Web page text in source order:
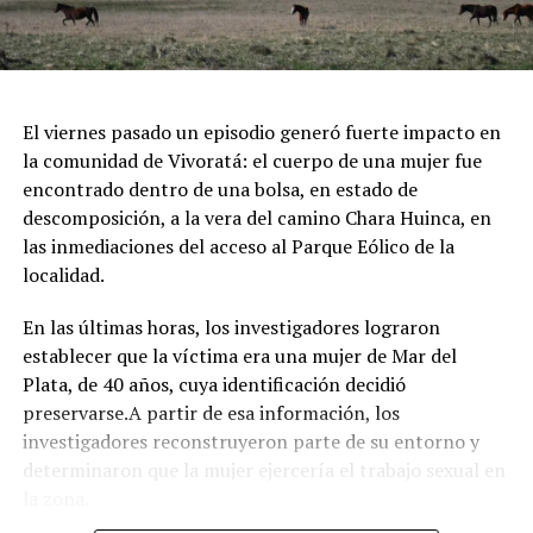
invitados en el escenario principal, junto a una zona
dedicada exclusivamente al entretenimiento infantil con
arboledas y dejarse tentar por una taza de chocolate
caliente mientras se disfruta de buena música es el plan
perfecto para escaparse de la rutina este fin de semana
largo.
INFORMACIÓN GENERAL DEL EVENTO
Evento: 30° Fiesta Nacional del Chocolate Artesanal
(ChocoGesell)
Fecha: Fin de semana largo del 17 de Agosto de 2026
Horario: De 11:00 a 21:00 hs.
Lugar: Pinar del Norte (Alameda 202 y Calle 303, Villa
Gesell)
El viernes pasado un episodio generó fuerte impacto en
la comunidad de Vivoratá: el cuerpo de una mujer fue
encontrado dentro de una bolsa, en estado de
descomposición, a la vera del camino Chara Huinca, en
las inmediaciones del acceso al Parque Eólico de la
localidad.
En las últimas horas, los investigadores lograron
establecer que la víctima era una mujer de Mar del
Plata, de 40 años, cuya identificación decidió
preservarse.A partir de esa información, los
investigadores reconstruyeron parte de su entorno y
determinaron que la mujer ejercería el trabajo sexual en